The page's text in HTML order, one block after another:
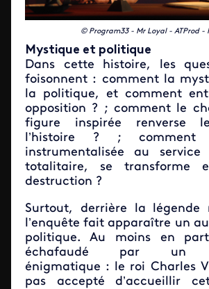
© Program33 - Mr Loyal - ATProd -
Mystique et politique
Dans cette histoire, les
foisonnent : comment la
la politique, et comment
opposition ? ; comment le
figure inspirée renverse
l’histoire ? ; comment
instrumentalisée au service
totalitaire, se transforme
destruction ?
Surtout, derrière la légende
l’enquête fait apparaître un
politique. Au moins en
échafaudé par un
énigmatique : le roi Charles
pas accepté d’accueillir